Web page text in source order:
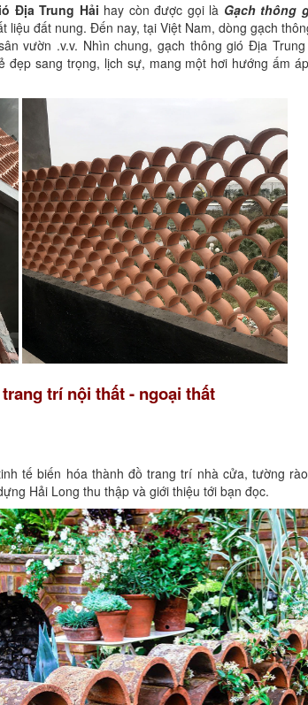
Địa Trung Hải hay còn được gọi là Gạch thông
liệu đất nung. Đến nay, tại Việt Nam, dòng gạch
vườn .v.v. Nhìn chung, gạch thông gió Địa Trung
sang trọng, lịch sự, mang một hơi hướng ấm
trí nội thất - ngoại thất
tế biến hóa thành đồ trang trí nhà cửa, tường
Hải Long thu thập và giới thiệu tới bạn đọc.